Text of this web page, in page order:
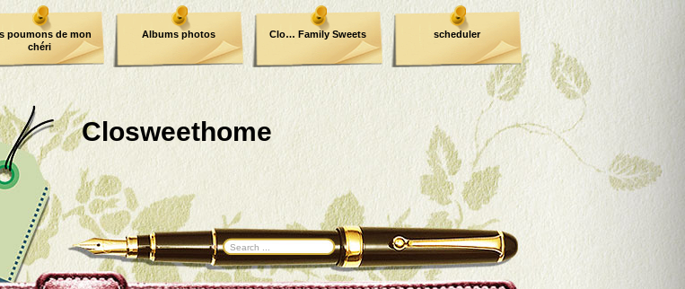
Closweethome
poumons de mon
chéri
Albums photos Clo… Family Sweets scheduler